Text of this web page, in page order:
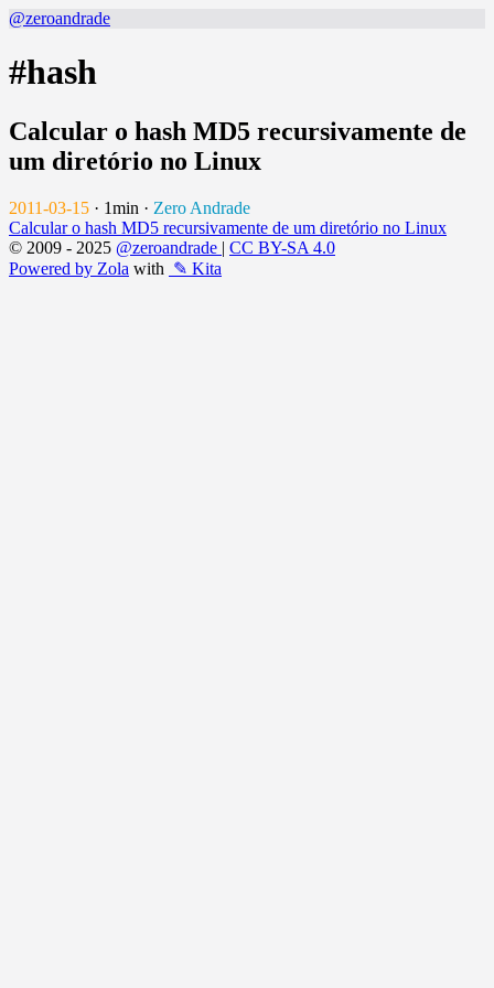
@zeroandrade
#hash
Calcular o hash MD5 recursivamente de
um diretório no Linux
2011-03-15 · 1min · Zero Andrade
Calcular o hash MD5 recursivamente de um diretório no Linux
© 2009 - 2025 @zeroandrade | CC BY-SA 4.0
Powered by Zola with ✎ Kita